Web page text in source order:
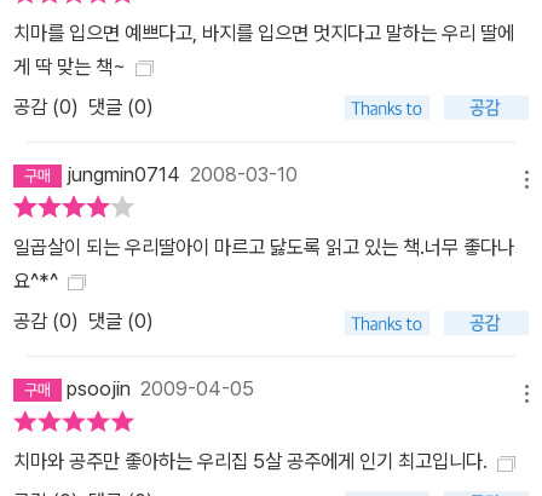
치마를 입으면 예쁘다고, 바지를 입으면 멋지다고 말하는 우리 딸에
게 딱 맞는 책~
공감 (0) 댓글 (0)
jungmin0714 2008-03-10
일곱살이 되는 우리딸아이 마르고 닳도록 읽고 있는 책.너무 좋다나
요^*^
공감 (0) 댓글 (0)
psoojin 2009-04-05
치마와 공주만 좋아하는 우리집 5살 공주에게 인기 최고입니다.